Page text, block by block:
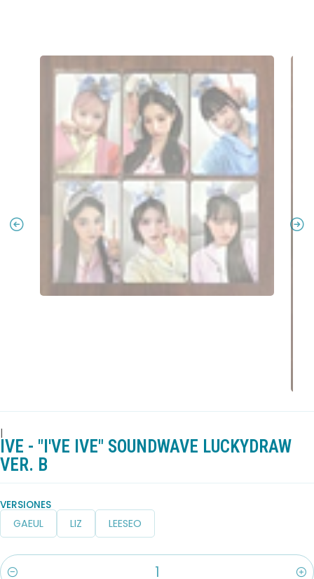
|
IVE - "I'VE IVE" SOUNDWAVE LUCKYDRAW
VER. B
VERSIONES
GAEUL LIZ LEESEO